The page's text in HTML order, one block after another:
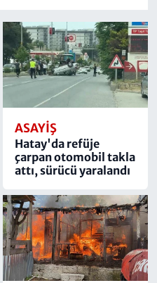
ASAYIŞ
Hatay'da refüje
çarpan otomobil takla
attı, sürücü yaralandı